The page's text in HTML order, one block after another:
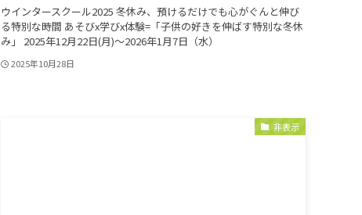
ウインタースクール2025 冬休み、預けるだけでも心がぐんと伸び
る特別な時間 あそびx学びx体験=「子供の好きを伸ばす特別な冬休
み」 2025年12月22日(月)～2026年1月7日（水）
2025年10月28日
非表示